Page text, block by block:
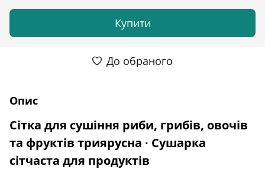
Купити
До обраного
Опис
Сітка для сушіння риби, грибів, овочів
та фруктів триярусна ∙ Сушарка
сітчаста для продуктів